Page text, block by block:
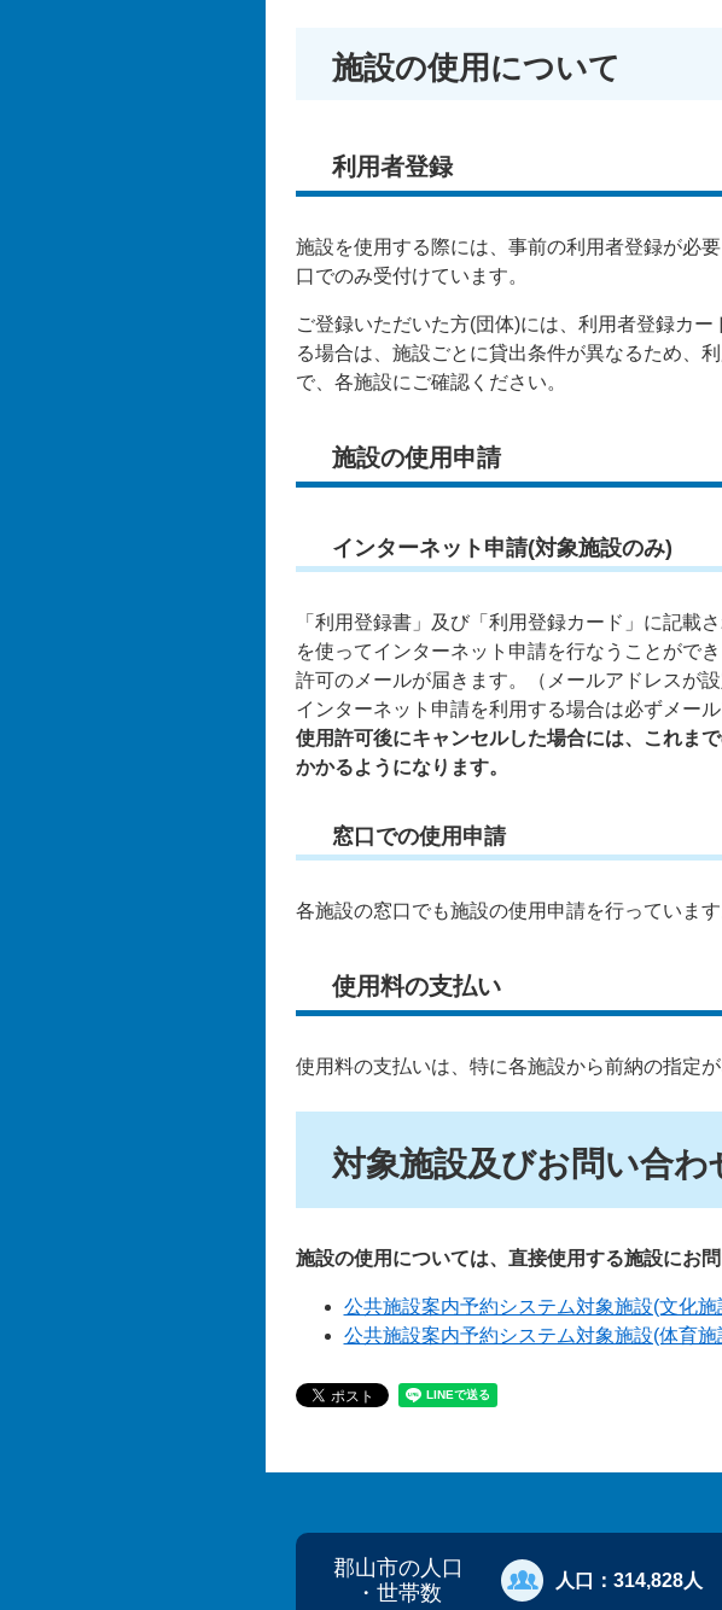
施設の使用について
利用者登録
施設を使用する際には、事前の利用者登録が必
口でのみ受付けています。
ご登録いただいた方(団体)には、利用者登録カ
る場合は、施設ごとに貸出条件が異なるため、
で、各施設にご確認ください。
施設の使用申請
インターネット申請(対象施設のみ)
「利用登録書」及び「利用登録カード」に記載
を使ってインターネット申請を行なうことがで
許可のメールが届きます。（メールアドレスが
インターネット申請を利用する場合は必ずメー
使用許可後にキャンセルした場合には、これま
かかるようになります。
窓口での使用申請
各施設の窓口でも施設の使用申請を行っています
使用料の支払い
使用料の支払いは、特に各施設から前納の指定
対象施設及びお問い合わ
施設の使用については、直接使用する施設にお問
公共施設案内予約システム対象施設(文化
公共施設案内予約システム対象施設(体育施
郡山市の人口
・世帯数
人口： 314,828人